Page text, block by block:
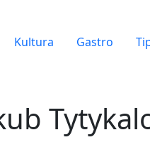
Kultura Gastro